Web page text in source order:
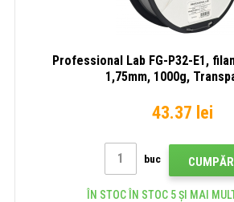
Professional Lab FG-P32-E1,
1,75mm, 1000g,
43.37 lei
buc
ÎN STOC ÎN STOC 5 ȘI MAI